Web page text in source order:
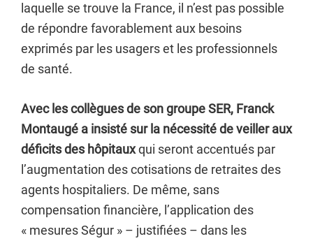
laquelle se trouve la France, il n’est pas possible
de répondre favorablement aux besoins
exprimés par les usagers et les professionnels
de santé.
Avec les collègues de son groupe SER, Franck
Montaugé a insisté sur la nécessité de veiller aux
déficits des hôpitauxqui seront accentués par
l’augmentation des cotisations de retraites des
agents hospitaliers. De même, sans
compensation financière, l’application des
« mesures Ségur » – justifiées – dans les